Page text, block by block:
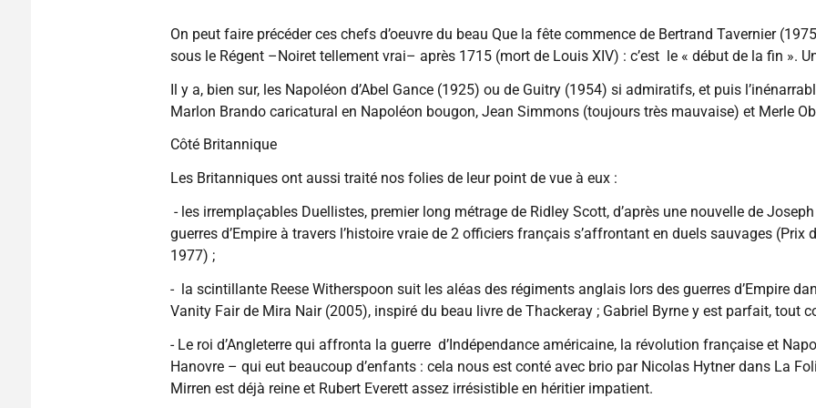
On peut faire précéder ces chefs d’oeuvre du beau Que la fête commence de Bertrand Tavernier
sous le Régent –Noiret tellement vrai– après 1715 (mort de Louis XIV) : c’est le « début de la fin ».
Il y a, bien sur, les Napoléon d’Abel Gance (1925) ou de Guitry (1954) si admiratifs, et puis
Marlon Brando caricatural en Napoléon bougon, Jean Simmons (toujours très mauvaise) et Merle
Côté Britannique
Les Britanniques ont aussi traité nos folies de leur point de vue à eux :
- les irremplaçables Duellistes, premier long métrage de Ridley Scott, d’après une nouvelle de
guerres d’Empire à travers l’histoire vraie de 2 officiers français s’affrontant en duels sauvages
1977) ;
- la scintillante Reese Witherspoon suit les aléas des régiments anglais lors des guerres d’Empire
Vanity Fair de Mira Nair (2005), inspiré du beau livre de Thackeray ; Gabriel Byrne y est parfait, tout
- Le roi d’Angleterre qui affronta la guerre d’Indépendance américaine, la révolution française et
Hanovre – qui eut beaucoup d’enfants : cela nous est conté avec brio par Nicolas Hytner dans La
Mirren est déjà reine et Rubert Everett assez irrésistible en héritier impatient.